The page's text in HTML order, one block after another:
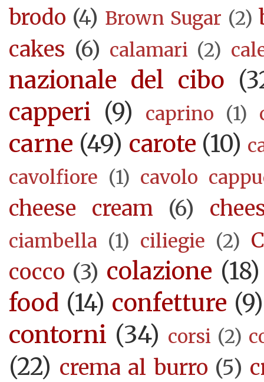
brodo (4) Brown Sugar (2)
cakes (6) calamari (2)
nazionale del cibo
capperi (9) caprino (1)
carne (49) carote (10)
cavolfiore (1) cavolo
cheese cream (6)
ciambella (1) ciliegie (2)
cocco (3) colazione (18)
food (14) confetture (9)
contorni (34) corsi (2)
(22) crema al burro (5)